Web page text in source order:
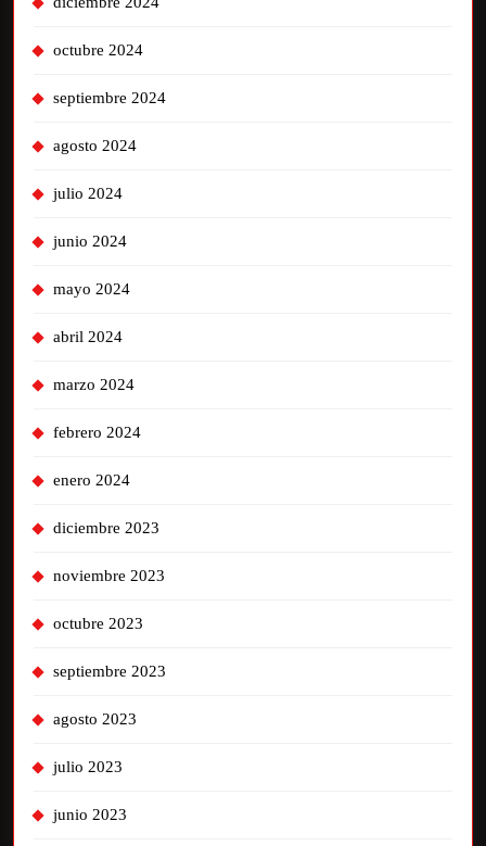
octubre 2024
septiembre 2024
agosto 2024
julio 2024
junio 2024
mayo 2024
abril 2024
marzo 2024
febrero 2024
enero 2024
diciembre 2023
noviembre 2023
octubre 2023
septiembre 2023
agosto 2023
julio 2023
junio 2023